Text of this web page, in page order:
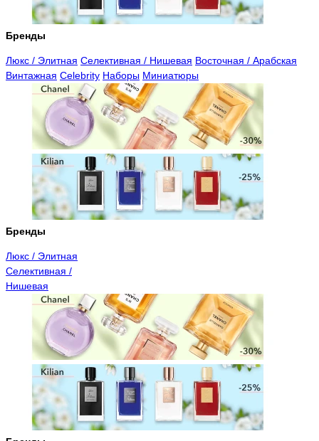
Бренды
Люкс / Элитная Селективная / Нишевая Восточная / Арабская
Винтажная Celebrity Наборы Миниатюры
Бренды
Люкс / Элитная
Селективная /
Нишевая